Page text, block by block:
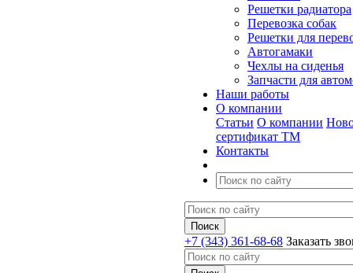
Решетки радиатора
Перевозка собак
Решетки для
Автогамаки
Чехлы на сиденья
Запчасти для
Наши работы
О компании
Статьи О компании
сертификат ТМ
Контакты
+7 (343) 361-68-68 Заказать